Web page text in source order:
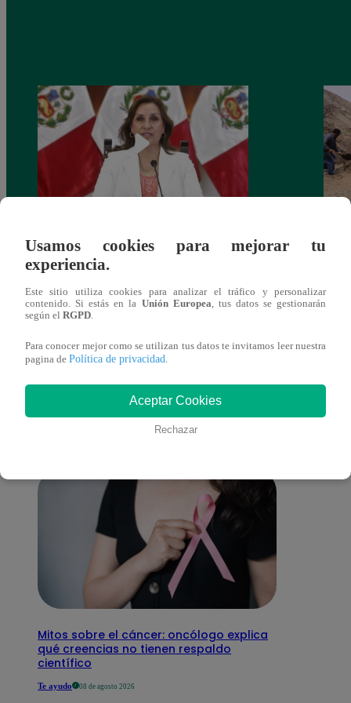
salario presidencial se aplique desde 2026
También te puede
interesar
Mitos sobre el cáncer: oncólogo explica
qué creencias no tienen respaldo
científico
Te ayudo 08 de agosto 2026
Usamos cookies para mejorar tu
experiencia.
Este sitio utiliza cookies para analizar el tráfico y personalizar
contenido. Si estás en la Unión Europea , tus datos se gestionarán
según el RGPD
Para conocer mejor como se utilizan tus datos te invitamos leer nuestra
pagina de Política de privacidad
Aceptar Cookies
Rechazar